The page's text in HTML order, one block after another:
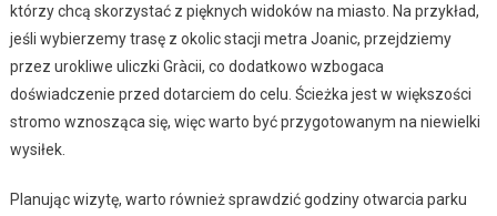
którzy chcą skorzystać z pięknych widoków na miasto. Na przykład,
jeśli wybierzemy trasę z okolic stacji metra Joanic, przejdziemy
przez urokliwe uliczki Gràcii, co dodatkowo wzbogaca
doświadczenie przed dotarciem do celu. Ścieżka jest w większości
stromo wznosząca się, więc warto być przygotowanym na niewielki
wysiłek.
Planując wizytę, warto również sprawdzić godziny otwarcia parku